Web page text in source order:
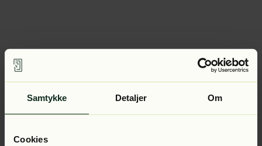
Samtykke Detaljer Om
Cookies